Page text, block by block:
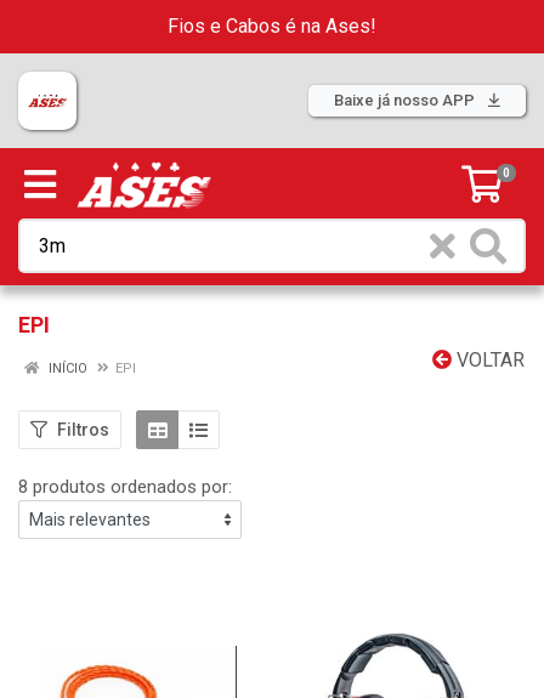
Fios e Cabos é na Ases!
Baixe já nosso APP
0
EPI
VOLTAR
INÍCIO EPI
Filtros
8 produtos ordenados por: